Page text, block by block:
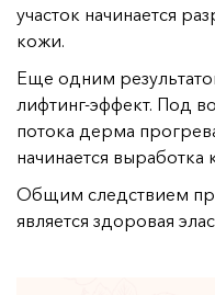
..эффективного
..гладкую кожу без акне
..выглядеть моложе
..убрать целлюлит
..продлить свою
О клинике
участок начинается
кожи.
Еще одним
лифтинг-эффект. Под
потока дерма
начинается выработка
Общим следствием
является здоровая